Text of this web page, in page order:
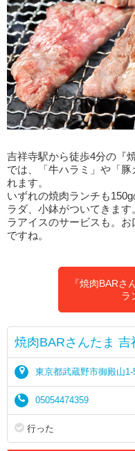
吉祥寺駅から徒歩4分の『
では、「牛ハラミ」や「
れます。
いずれの焼肉ランチも
ラダ、小鉢がついてきま
ラアイスのサービスも。
ですね。
『焼肉BARさ
ラ
焼肉BARさんたま 吉
東京都武蔵野市御殿山
05054474359
行った